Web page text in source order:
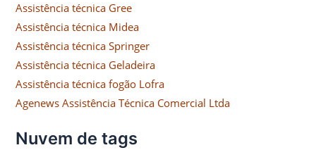
Assistência técnica Gree
Assistência técnica Midea
Assistência técnica Springer
Assistência técnica Geladeira
Assistência técnica fogão Lofra
Agenews Assistência Técnica Comercial Ltda
Nuvem de tags